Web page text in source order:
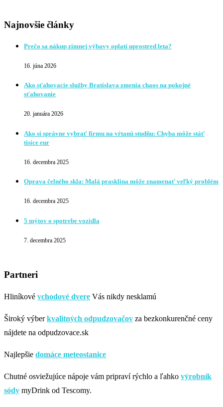
Najnovšie články
Prečo sa nákup zimnej výbavy oplatí uprostred leta?
16. júna 2026
Ako sťahovacie služby Bratislava zmenia chaos na pokojné
sťahovanie
20. januára 2026
Ako si správne vybrať firmu na vŕtanú studňu: Chyba môže stáť
tisíce eur
16. decembra 2025
Oprava čelného skla: Malá prasklina môže znamenať veľký problém
16. decembra 2025
5 mýtov o spotrebe vozidla
7. decembra 2025
Partneri
Hliníkové vchodové dvere Vás nikdy nesklamú
Široký výberkvalitných odpudzovačov za bezkonkurenčné ceny
nájdete na odpudzovace.sk
Najlepšie domáce meteostanice
Chutné osviežujúce nápoje vám pripraví rýchlo a ľahko výrobník
sódy myDrink od Tescomy.